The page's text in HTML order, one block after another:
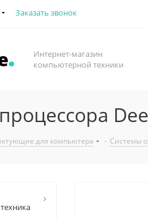
Заказать звонок
Интернет-магазин
компьютерной техники
для компьютера - Системы